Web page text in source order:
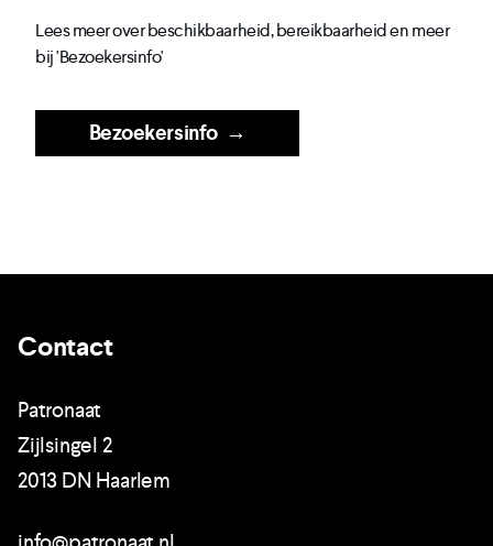
Lees meer over beschikbaarheid, bereikbaarheid en meer
bij 'Bezoekersinfo'
Bezoekersinfo→
Contact
Patronaat
Zijlsingel 2
2013 DN Haarlem